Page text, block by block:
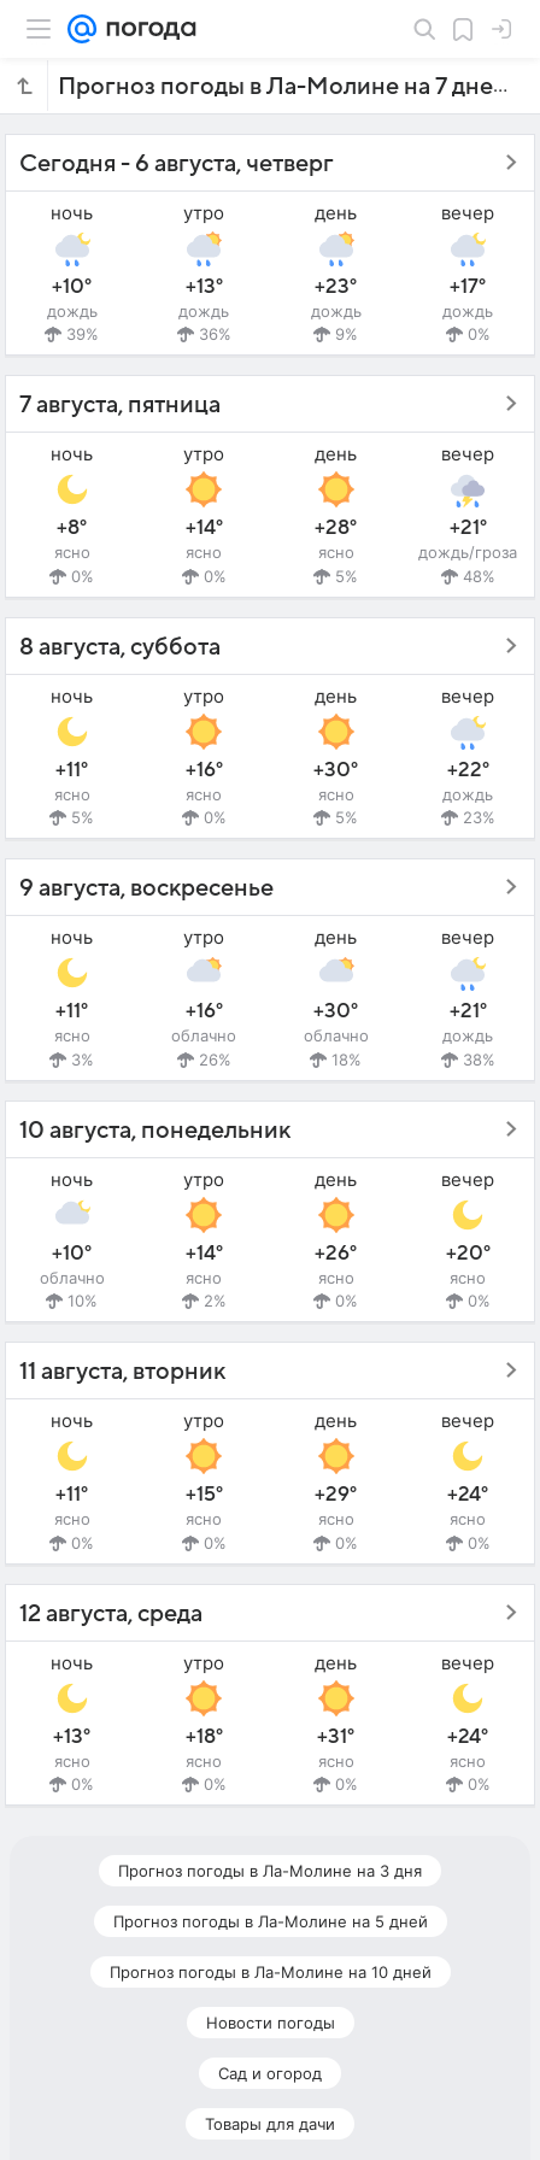
Прогноз погоды в Ла-Молине на 7 дней
Сегодня - 6 августа, четверг
ночь
+10°
дождь
39%
утро
+13°
дождь
36%
день
+23°
дождь
9%
вечер
+17°
дождь
0%
7 августа, пятница
ночь
+8°
ясно
0%
утро
+14°
ясно
0%
день
+28°
ясно
5%
вечер
+21°
дождь/гроза
48%
8 августа, суббота
ночь
+11°
ясно
5%
утро
+16°
ясно
0%
день
+30°
ясно
5%
вечер
+22°
дождь
23%
9 августа, воскресенье
ночь
+11°
ясно
3%
утро
+16°
облачно
26%
день
+30°
облачно
18%
вечер
+21°
дождь
38%
10 августа, понедельник
ночь
+10°
облачно
10%
утро
+14°
ясно
2%
день
+26°
ясно
0%
вечер
+20°
ясно
0%
11 августа, вторник
ночь
+11°
ясно
0%
утро
+15°
ясно
0%
день
+29°
ясно
0%
вечер
+24°
ясно
0%
12 августа, среда
ночь
+13°
ясно
0%
утро
+18°
ясно
0%
день
+31°
ясно
0%
вечер
+24°
ясно
0%
Прогноз погоды в Ла-Молине на 3 дня
Прогноз погоды в Ла-Молине на 5 дней
Прогноз погоды в Ла-Молине на 10 дней
Новости погоды
Сад и огород
Товары для дачи